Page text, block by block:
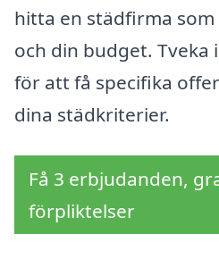
hitta en städfirma
och din budget.
för att få specifika
dina städkriterier.
Få 3 erbjudanden,
förpliktelser